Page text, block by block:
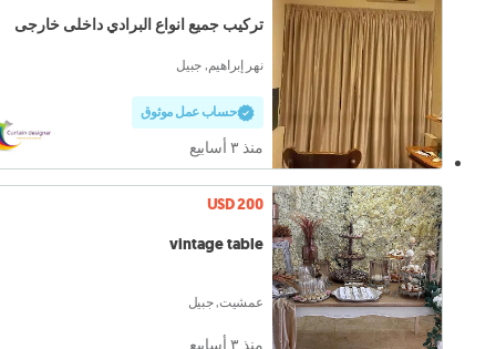
تركيب جميع انواع البرادي داخلى خارجى
نهر إبراهيم, جبيل
حساب عمل موثوق
منذ ٣ أسابيع
USD 200
vintage table
عمشيت, جبيل
منذ ٣ أسابيع